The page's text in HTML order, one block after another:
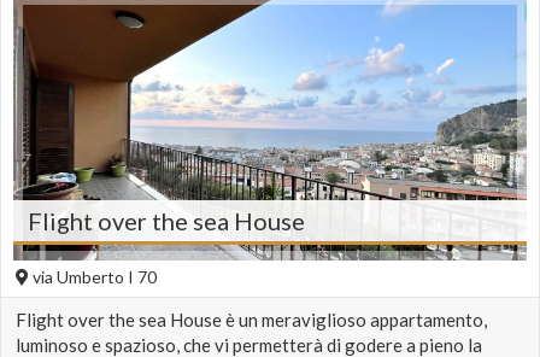
Flight over the sea House
via Umberto I 70
Flight over the sea House è un meraviglioso appartamento,
luminoso e spazioso, che vi permetterà di godere a pieno la